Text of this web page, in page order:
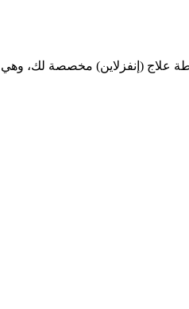
علاج (إنفزلاين) مخصصة لك، وهي